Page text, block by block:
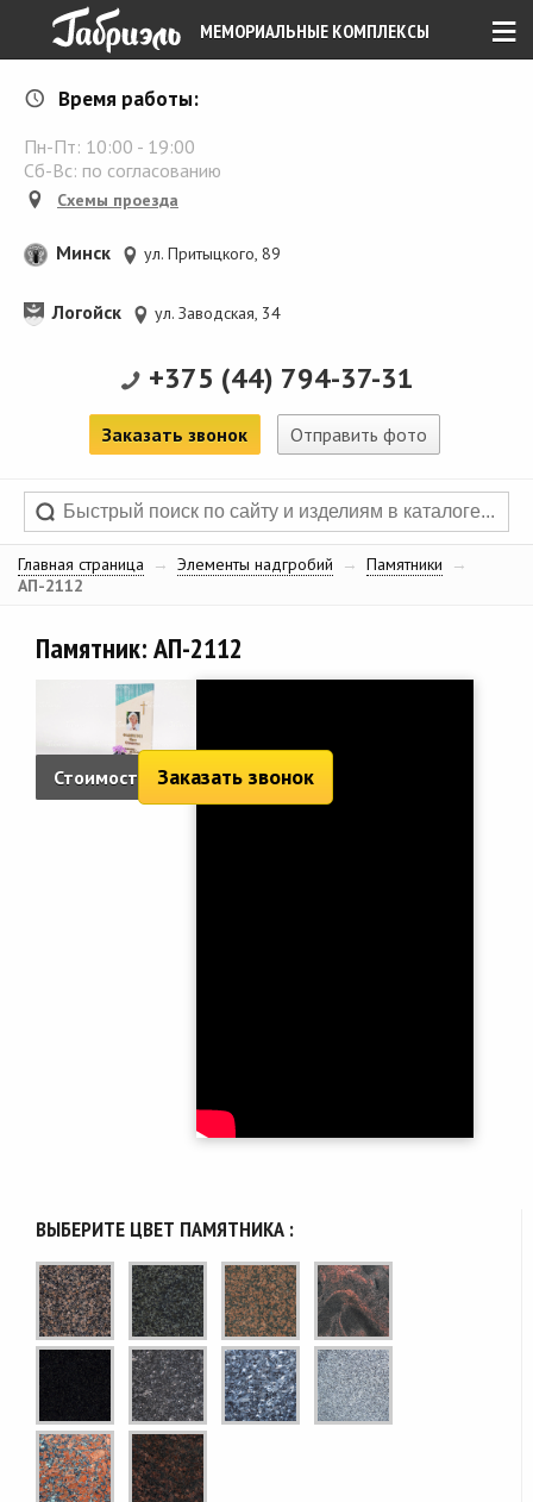
≡
МЕМОРИАЛЬНЫЕ КОМПЛЕКСЫ
Время работы:
Пн-Пт: 10:00 - 19:00
Сб-Вс: по согласованию
Схемы проезда
Минск ул. Притыцкого, 89
Логойск ул. Заводская, 34
+375 (44) 794-37-31
Заказать звонок Отправить фото
Главная страница → Элементы надгробий → Памятники
→
АП-2112
Памятник: АП-2112
Стоимость: 10 590 руб.
Заказать звонок
ВЫБЕРИТЕ ЦВЕТ ПАМЯТНИКА :